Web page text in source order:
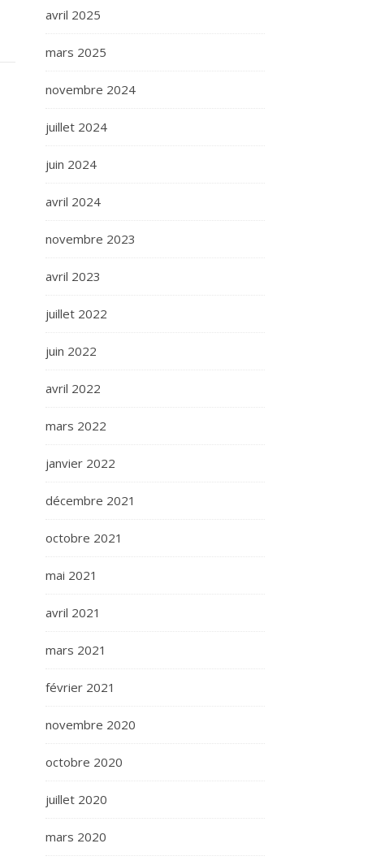
avril 2025
mars 2025
novembre 2024
juillet 2024
juin 2024
avril 2024
novembre 2023
avril 2023
juillet 2022
juin 2022
avril 2022
mars 2022
janvier 2022
décembre 2021
octobre 2021
mai 2021
avril 2021
mars 2021
février 2021
novembre 2020
octobre 2020
juillet 2020
mars 2020